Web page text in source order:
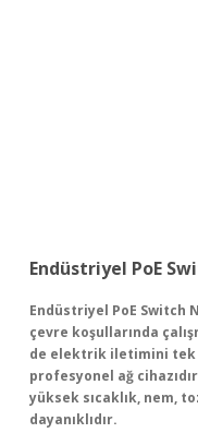
Endüstriyel PoE
Endüstriyel PoE Switch
çevre koşullarında
de elektrik iletimini tek
profesyonel ağ
yüksek sıcaklık, nem,
dayanıklıdır.